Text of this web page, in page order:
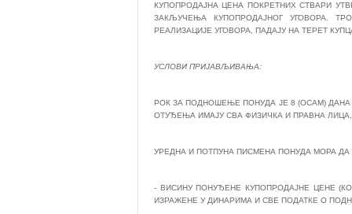
КУПОПРОДАЈНА ЦЕНА ПОКРЕТНИХ СТВАРИ
ЗАКЉУЧЕЊА КУПОПРОДАЈНОГ УГОВОРА.
РЕАЛИЗАЦИЈЕ УГОВОРА, ПАДАЈУ НА ТЕРЕТ
УСЛОВИ ПРИЈАВЉИВАЊА:
РОК ЗА ПОДНОШЕЊЕ ПОНУДА ЈЕ 8 (ОСАМ)
ОТУЂЕЊА ИМАЈУ СВА ФИЗИЧКА И ПРАВНА
УРЕДНА И ПОТПУНА ПИСМЕНА ПОНУДА МОРА
- ВИСИНУ ПОНУЂЕНЕ КУПОПРОДАЈНЕ ЦЕНЕ
ИЗРАЖЕНЕ У ДИНАРИМА И СВЕ ПОДАТКЕ О